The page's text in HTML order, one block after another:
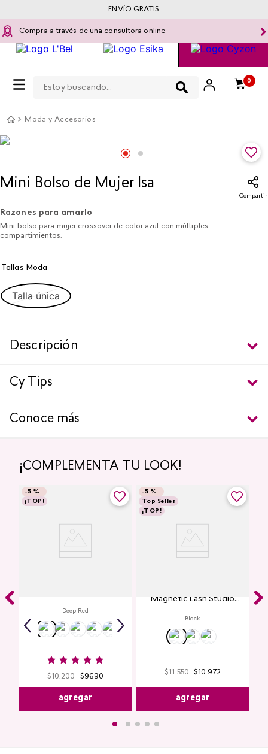
Compra a través de una consultora online
0
ENVÍO GRATIS
Moda y Accesorios
Mini Bolso de Mujer Isa
Compartir
Razones para amarlo
Mini bolso para mujer crossover de color azul con múltiples
compartimientos.
Tallas Moda
Talla única
Descripción
Cy Tips
Conoce más
¡COMPLEMENTA TU LOOK!
-5 %
¡TOP!
Deep Red
$10.200 $9690
agregar
-5 %
Top Seller
¡TOP!
Magnetic Lash Studio
Black
$11.550 $ 10.972
agregar